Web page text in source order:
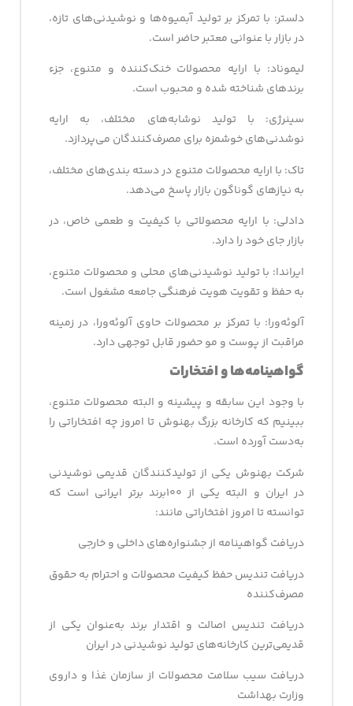
دلستر: با تمرکز بر تولید آبمیوه‌ها و نوشیدنی‌های تازه،
در بازار با عنوانی معتبر حاضر است.
لیموناد: با ارایه محصولات خنک‌کننده و متنوع، جزء
برندهای شناخته شده و محبوب است.
سینرژی: با تولید نوشابه‌های مختلف، به ارایه
نوشدنی‌های خوشمزه برای مصرف‌کنندگان می‌پردازد.
تاک: با ارایه محصولات متنوع در دسته بندی‌های مختلف،
به نیازهای گوناگون بازار پاسخ می‌دهد.
دادلی: با ارایه محصولاتی با کیفیت و طعمی خاص، در
بازار جای خود را دارد.
ایراندا: با تولید نوشیدنی‌های محلی و محصولات متنوع،
به حفظ و تقویت هویت فرهنگی جامعه مشغول است.
آلوئه‌­ورا: با تمرکز بر محصولات حاوی آلوئه‌ورا، در زمینه
مراقبت از پوست و مو حضور قابل توجهی دارد.
گواهینامه­‌هاو افتخارات
با وجود این سابقه و پیشینه و البته محصولات متنوع،
ببینیم که کارخانه بزرگ بهنوش تا امروز چه افتخاراتی را
به‌دست آورده است.
شرکت بهنوش یکی از تولیدکنندگان قدیمی نوشیدنی
در ایران و البته یکی از ۱۰۰برند برتر ایرانی است که
توانسته تا امروز افتخاراتی مانند:
دریافت گواهینامه از جشنواره‌های داخلی و خارجی
دریافت تندیس حفظ کیفیت محصولات و احترام به حقوق
مصرف‌کننده
دریافت تندیس اصالت و اقتدار برند به‌عنوان یکی از
قدیمی‌ترین کارخانه‌های تولید نوشیدنی در ایران
دریافت سیب سلامت محصولات از سازمان غذا و داروی
وزارت بهداشت